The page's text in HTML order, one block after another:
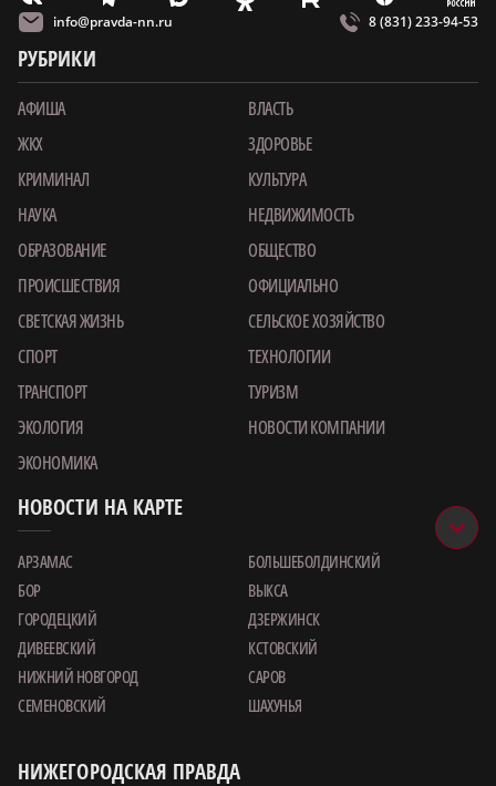
info@pravda-nn.ru 8 (831) 233-94-53
РУБРИКИ
АФИША
ВЛАСТЬ
ЖКХ
ЗДОРОВЬЕ
КРИМИНАЛ
КУЛЬТУРА
НАУКА
НЕДВИЖИМОСТЬ
ОБРАЗОВАНИЕ
ОБЩЕСТВО
ПРОИСШЕСТВИЯ
ОФИЦИАЛЬНО
СВЕТСКАЯ ЖИЗНЬ
СЕЛЬСКОЕ ХОЗЯЙСТВО
СПОРТ
ТЕХНОЛОГИИ
ТРАНСПОРТ
ТУРИЗМ
ЭКОЛОГИЯ
НОВОСТИ КОМПАНИИ
ЭКОНОМИКА
НОВОСТИ НА КАРТЕ
АРЗАМАС
БОЛЬШЕБОЛДИНСКИЙ
БОР
ВЫКСА
ГОРОДЕЦКИЙ
ДЗЕРЖИНСК
ДИВЕЕВСКИЙ
КСТОВСКИЙ
НИЖНИЙ НОВГОРОД
САРОВ
СЕМЕНОВСКИЙ
ШАХУНЬЯ
НИЖЕГОРОДСКАЯ ПРАВДА